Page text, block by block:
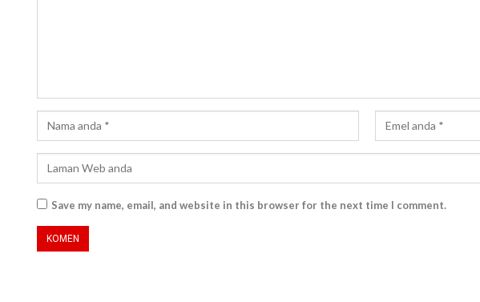
Save my name, email, and website in this browser for the next time I comment.